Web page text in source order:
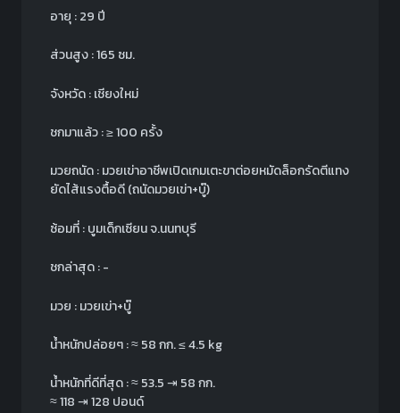
อายุ : 29 ปี
ส่วนสูง : 165 ซม.
จังหวัด : เชียงใหม่
ชกมาแล้ว : ≥ 100 ครั้ง
มวยถนัด : มวยเข่าอาชีพเปิดเกมเตะขาต่อยหมัดล็อกรัดตีแทง
ยัดไส้แรงตื้อดี (ถนัดมวยเข่า+บู๊)
ซ้อมที่ : บูมเด็กเซียน จ.นนทบุรี
ชกล่าสุด : -
มวย : มวยเข่า+บู๊
น้ำหนักปล่อยๆ :≈58 กก.≤ 4.5 kg
น้ำหนักที่ดีที่สุด :≈53.5 ⇥ 58 กก.
≈118 ⇥ 128 ปอนด์